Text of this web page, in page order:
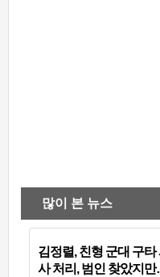
많이 본 뉴스
김정렬, 친형 군대 구타
사 처리, 범인 찾았지